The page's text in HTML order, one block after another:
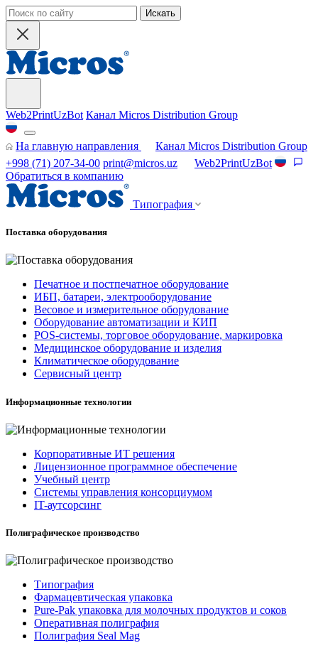
Искать
Web2PrintUzBot Канал Micros Distribution Group
На главную направления
Канал Micros Distribution Group
+998 (71) 207-34-00 print@micros.uz
Web2PrintUzBot
Обратиться в компанию
Типография
Поставка оборудования
Печатное и постпечатное оборудование
ИБП, батареи, электрооборудование
Весовое и измерительное оборудование
Оборудование автоматизации и КИП
POS-системы, торговое оборудование, маркировка
Медицинское оборудование и изделия
Климатическое оборудование
Сервисный центр
Информационные технологии
Корпоративные ИТ решения
Лицензионное программное обеспечение
Учебный центр
Системы управления консорциумом
IT-аутсорсинг
Полиграфическое производство
Типография
Фармацевтическая упаковка
Pure-Pak упаковка для молочных продуктов и соков
Оперативная полиграфия
Полиграфия Seal Mag